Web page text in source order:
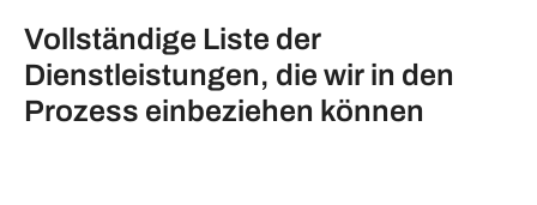
Vollständige Liste der
Dienstleistungen, die wir in den
Prozess einbeziehen können